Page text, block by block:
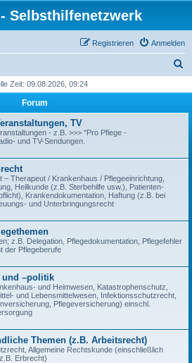
Selbsthilfenetzwerk
Anmelden
Registrieren
h
Zeit: 09.08.2026, 09:24
Forum
TV
- z.B. >>> "Pro Pflege -
und TV-Sendungen.
– Therapeut / Krankenhaus / Pflegeeinrichtung,
Heilkunde (z.B. Sterbehilfe usw.), Patienten-
Krankendokumentation, Haftung (z.B. bei
und Unterbringungsrecht
z.B. Delegation, Pflegedokumentation, Pflegefehler
der Pflegeberufe
und –politik
und Heimwesen, Katastrophenschutz,
und Lebensmittelwesen, Infektionsschutzrecht,
Pflegeversicherung) einschl.
Themen (z.B. Arbeitsrecht)
Allgemeine Rechtskunde (einschließlich
Erbrecht)